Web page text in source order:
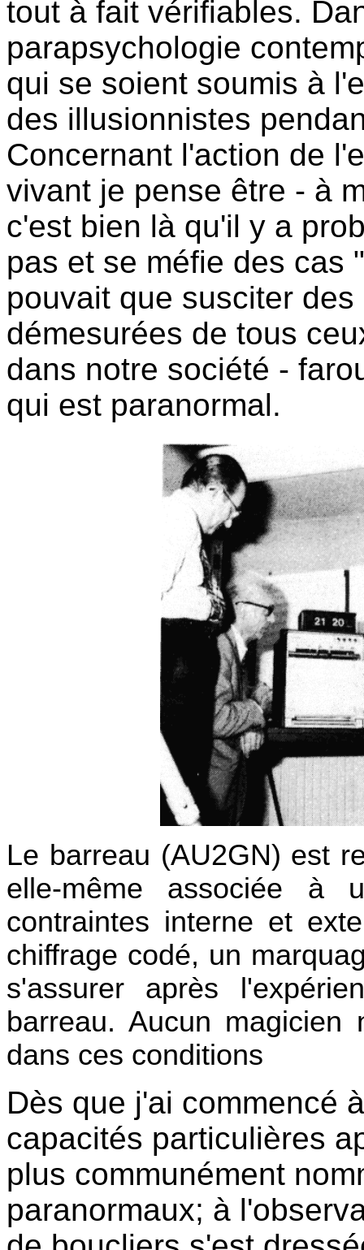
tout à fait vérifiables.
parapsychologie
qui se soient soumis à
des illusionnistes
Concernant l'action de
vivant je pense être - à
c'est bien là qu'il y a
pas et se méfie des cas
pouvait que susciter
démesurées de tous
dans notre société -
qui est paranormal.
Le barreau (AU2GN) est
elle-même associée à
contraintes interne et
chiffrage codé, un
s'assurer après
barreau. Aucun
dans ces conditions
Dès que j'ai commencé
capacités particulières
plus communément
paranormaux; à